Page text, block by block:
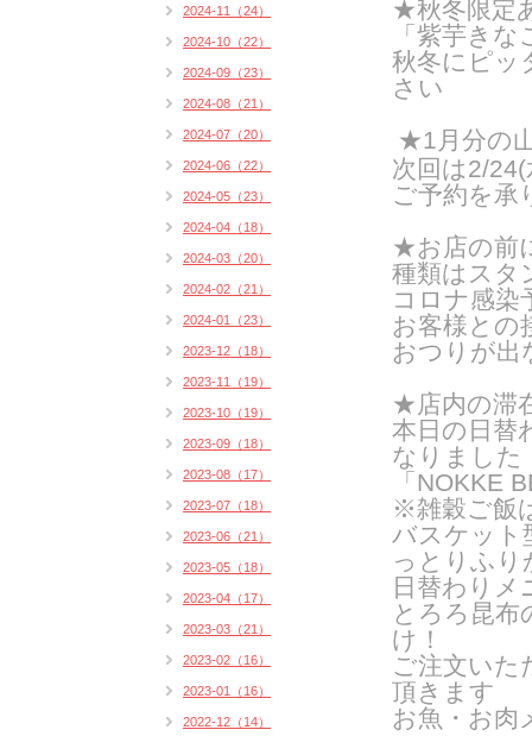
★秋冬限定
「紫芋き
秋冬にピッ
さい
★1月分の
次回は2/
ご予約を承
★お店の前
種類はスタ
コロナ感染
お客様との
おつりが出
★店内の滞
本日の日替
なりました
「NOKKE
※雑穀ご飯
バスケット
っとりふり
日替わりメ
とろろ昆布
け！
ご注文いた
頂きます
お魚・お肉
2024-11（24）
2024-10（22）
2024-09（23）
2024-08（21）
2024-07（20）
2024-06（22）
2024-05（23）
2024-04（18）
2024-03（20）
2024-02（21）
2024-01（23）
2023-12（18）
2023-11（19）
2023-10（19）
2023-09（18）
2023-08（17）
2023-07（18）
2023-06（21）
2023-05（18）
2023-04（17）
2023-03（21）
2023-02（16）
2023-01（16）
2022-12（14）